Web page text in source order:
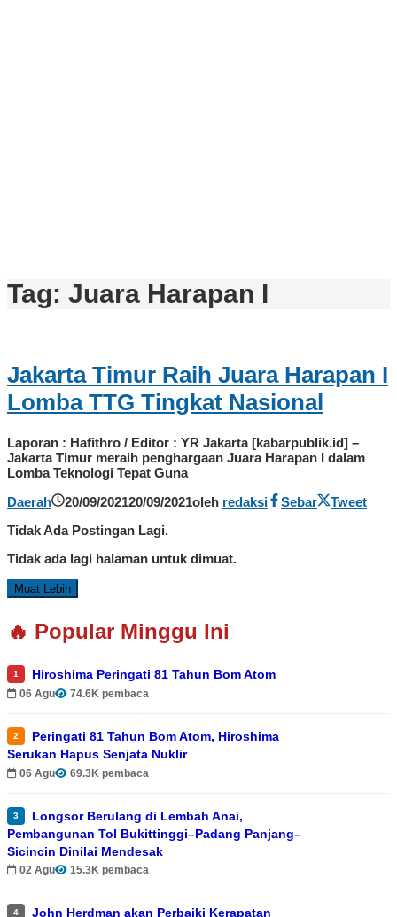
Tag: Juara Harapan I
Jakarta Timur Raih Juara Harapan I
Lomba TTG Tingkat Nasional
Laporan : Hafithro / Editor : YR Jakarta [kabarpublik.id] –
Jakarta Timur meraih penghargaan Juara Harapan I dalam
Lomba Teknologi Tepat Guna
Daerah
20/09/202120/09/2021oleh redaksi Sebar
Tweet
Tidak Ada Postingan Lagi.
Tidak ada lagi halaman untuk dimuat.
Muat Lebih
🔥 Popular Minggu Ini
1 Hiroshima Peringati 81 Tahun Bom Atom
06 Agu 74.6K pembaca
2
Peringati 81 Tahun Bom Atom, Hiroshima
Serukan Hapus Senjata Nuklir
06 Agu 69.3K pembaca
3
Longsor Berulang di Lembah Anai,
Pembangunan Tol Bukittinggi–Padang Panjang–
Sicincin Dinilai Mendesak
02 Agu 15.3K pembaca
4
John Herdman akan Perbaiki Kerapatan